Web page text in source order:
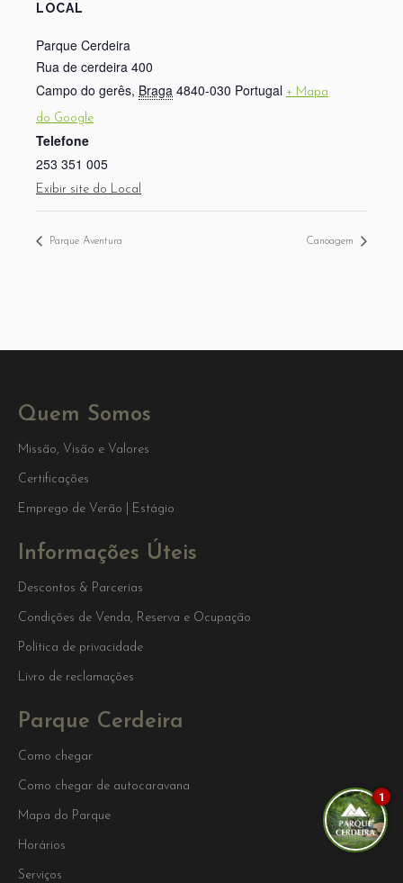
LOCAL
Parque Cerdeira
Rua de cerdeira 400
Campo do gerês, Braga 4840-030 Portugal + Mapa
do Google
Telefone
253 351 005
Exibir site do Local
Parque Aventura Canoagem
Quem Somos
Missão, Visão e Valores
Certificações
Emprego de Verão | Estágio
Informações Úteis
Descontos & Parcerias
Condições de Venda, Reserva e Ocupação
Política de privacidade
Livro de reclamações
Parque Cerdeira
Como chegar
Como chegar de autocaravana
Mapa do Parque
Horários
Serviços
1